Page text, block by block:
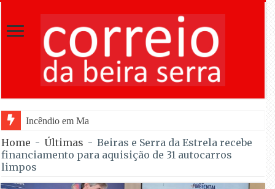
Incêndio em Mangualde mobiliza 175 operacionai
Home - Últimas - Beiras e Serra da Estrela recebe
financiamento para aquisição de 31 autocarros
limpos